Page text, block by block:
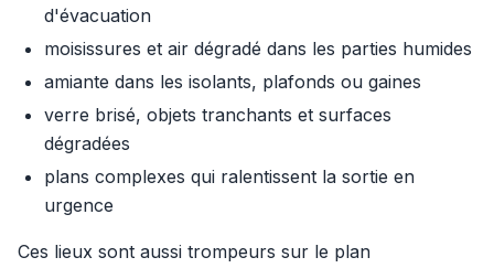
d'évacuation
moisissures et air dégradé dans les parties humides
amiante dans les isolants, plafonds ou gaines
verre brisé, objets tranchants et surfaces
dégradées
plans complexes qui ralentissent la sortie en
urgence
Ces lieux sont aussi trompeurs sur le plan